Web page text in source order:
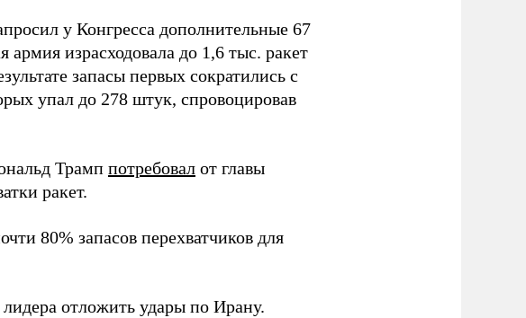
у Конгресса дополнительные 67
израсходовала до 1,6 тыс. ракет
запасы первых сократились с
упал до 278 штук, спровоцировав
Трамп потребовал от главы
ракет.
80% запасов перехватчиков для
отложить удары по Ирану.